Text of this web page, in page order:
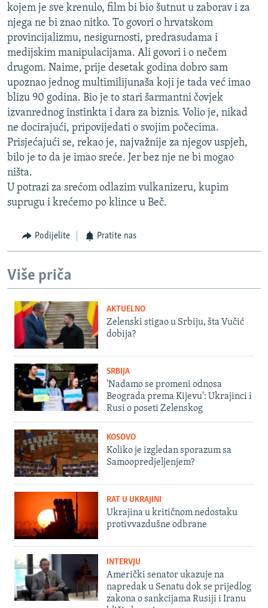
kojem je sve krenulo, film bi bio šutnut u zaborav i za
njega ne bi znao nitko. To govori o hrvatskom
provincijalizmu, nesigurnosti, predrasudama i
medijskim manipulacijama. Ali govori i o nečem
drugom. Naime, prije desetak godina dobro sam
upoznao jednog multimilijunaša koji je tada već imao
blizu 90 godina. Bio je to stari šarmantni čovjek
izvanrednog instinkta i dara za biznis. Volio je, nikad
ne docirajući, pripovijedati o svojim počecima.
Prisjećajući se, rekao je, najvažnije za njegov uspjeh,
bilo je to da je imao sreće. Jer bez nje ne bi mogao
ništa.
U potrazi za srećom odlazim vulkanizeru, kupim
suprugu i krećemo po klince u Beč.
Podijelite Pratite nas
Više priča
AKTUELNO
Zelenski stigao u Srbiju, šta Vučić
dobija?
SRBIJA
'Nadamo se promeni odnosa
Beograda prema Kijevu': Ukrajinci i
Rusi o poseti Zelenskog
KOSOVO
Koliko je izgledan sporazum sa
Samoopredjeljenjem?
RAT U UKRAJINI
Ukrajina u kritičnom nedostaku
protivvazdušne odbrane
INTERVJU
Američki senator ukazuje na
napredak u Senatu dok se prijedlog
zakona o sankcijama Rusiji i Iranu